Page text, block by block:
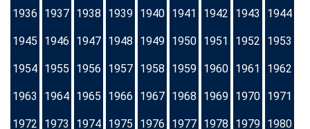
1936 1937 1938 1939 1940 1941 1942 1943 1944
1945 1946 1947 1948 1949 1950 1951 1952 1953
1954 1955 1956 1957 1958 1959 1960 1961 1962
1963 1964 1965 1966 1967 1968 1969 1970 1971
1972 1973 1974 1975 1976 1977 1978 1979 1980